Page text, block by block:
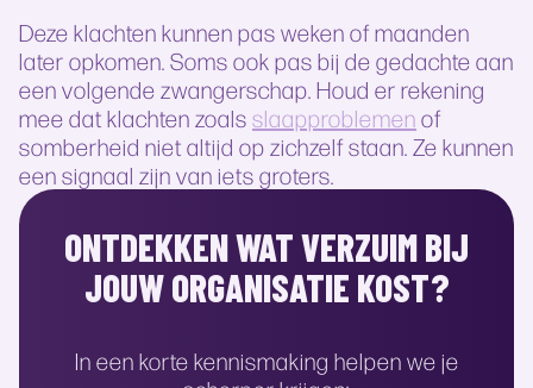
Deze klachten kunnen pas weken of maanden
later opkomen. Soms ook pas bij de gedachte aan
een volgende zwangerschap. Houd er rekening
mee dat klachten zoals slaapproblemen of
somberheid niet altijd op zichzelf staan. Ze kunnen
een signaal zijn van iets groters.
ONTDEKKEN WAT VERZUIM BIJ
JOUW ORGANISATIE KOST?
In een korte kennismaking helpen we je